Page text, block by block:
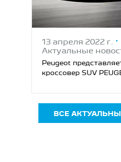
13 апреля 2022 г.
Актуальные
Peugeot
кроссовер SUV
ВСЕ